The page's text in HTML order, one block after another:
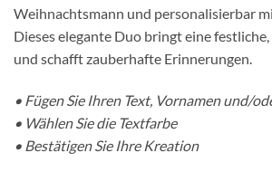
Weihnachtsmann und personalisierbar
Dieses elegante Duo bringt eine
und schafft zauberhafte Erinnerungen.
• Fügen Sie Ihren Text, Vornamen und/
• Wählen Sie die Textfarbe
• Bestätigen Sie Ihre Kreation